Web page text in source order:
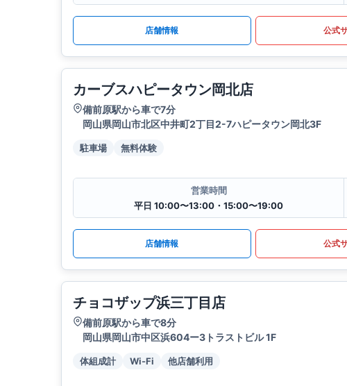
店舗情報 公式
カーブスハピータウン岡北店
備前原駅から車で7分
岡山県岡山市北区中井町2丁目2-7ハピータウン岡北3F
駐車場 無料体験
営業時間
平日 10:00〜13:00・15:00〜19:00
店舗情報 公式
チョコザップ浜三丁目店
備前原駅から車で8分
岡山県岡山市中区浜604ー3トラストビル 1F
体組成計 Wi-Fi 他店舗利用